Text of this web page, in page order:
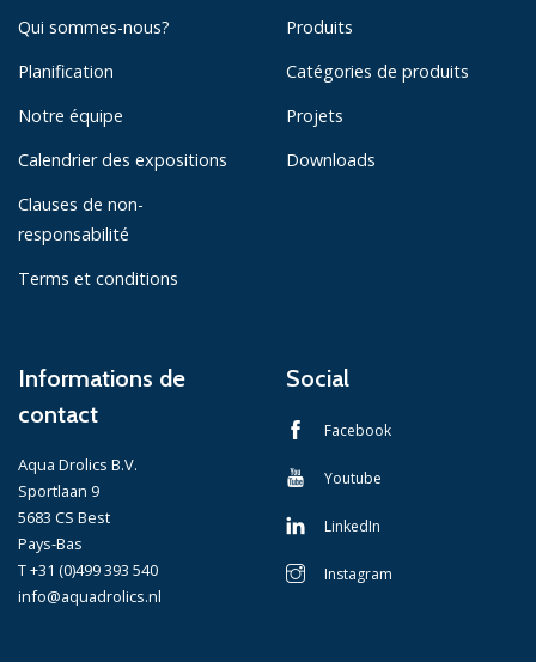
Qui sommes-nous?
Planification
Notre équipe
Calendrier des expositions
Clauses de non-
responsabilité
Terms et conditions
Produits
Catégories de produits
Projets
Downloads
Informations de
contact
Aqua Drolics B.V.
Sportlaan 9
5683 CS Best
Pays-Bas
T +31 (0)499 393 540
info@aquadrolics.nl
Social
Facebook
Youtube
LinkedIn
Instagram